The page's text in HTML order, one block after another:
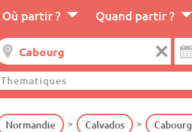
Où partir ? Quand partir ?
Thematiques
Normandie Calvados Cabourg